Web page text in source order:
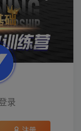
录